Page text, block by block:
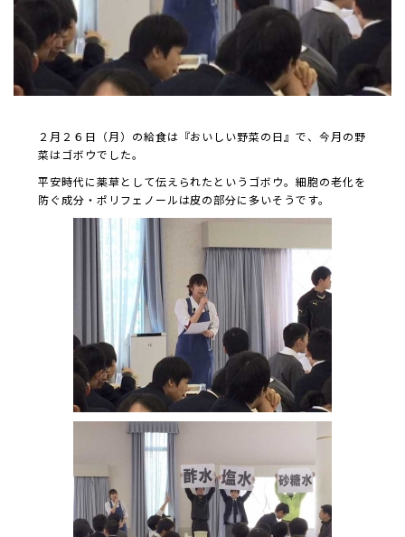
２月２６日（月）の給食は『おいしい野菜の日』で、今月の野
菜はゴボウでした。
平安時代に薬草として伝えられたというゴボウ。細胞の老化を
防ぐ成分・ポリフェノールは皮の部分に多いそうです。